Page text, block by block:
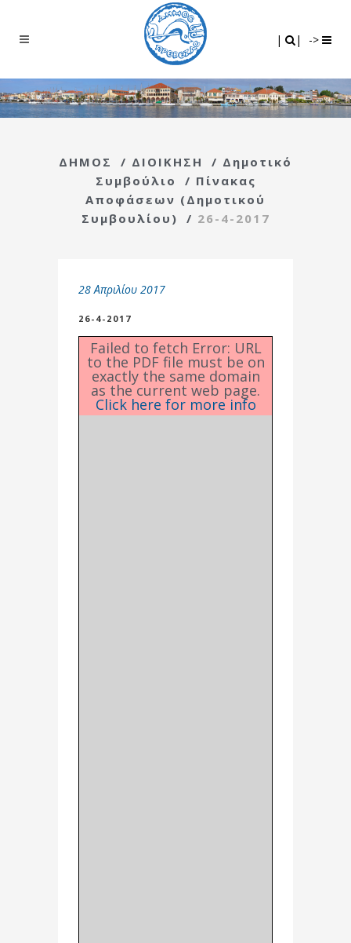
| | ->
ΔΗΜΟΣ / ΔΙΟΙΚΗΣΗ / Δημοτικό
Συμβούλιο
/ Πίνακας
Αποφάσεων (Δημοτικού
Συμβουλίου)
/ 26-4-2017
28 Απριλίου 2017
26-4-2017
Failed to fetch Error: URL
to the PDF file must be on
exactly the same domain
as the current web page.
Click here for more info